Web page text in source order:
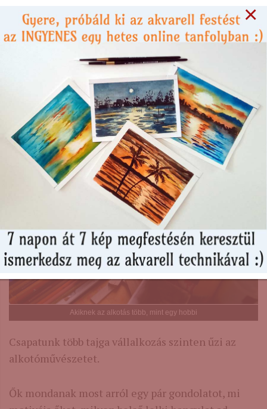
Akiknek az alkotás több,
mint egy hobbi
Akiknek az alkotás több, mint egy hobbi
Csapatunk több tajga vállalkozás szinten űzi az
alkotóművészetet.
Ők mondanak most arról egy pár gondolatot, mi
×